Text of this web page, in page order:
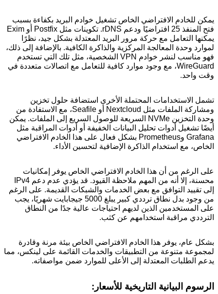
يمكن للخادم الافتراضي الخاص تشغيل خوادم البريد بكفاءة بسبب
فتح المنفذ 25 افتراضيًا ودعم rDNS. تكوينات مثل Postfix أو Exim
يمكنها التعامل مع حركة مرور البريد المعتدلة بشكل جيد، نظرًا
لموارد وحدة المعالجة المركزية والذاكرة الكافية. بالإضافة إلى ذلك،
فهو مناسب لنشر خوادم VPN الشخصية، مثل تلك التي تستخدم
WireGuard، مع وجود موارد كافية للتعامل مع اتصالات متعددة في
وقت واحد.
تشمل الاستخدامات المحتملة الأخرى استضافة حلول تخزين
ومشاركة الملفات مثل Nextcloud أو Seafile، مع الاستفادة من
وحدة التخزين NVMe السريعة للوصول السريع إلى الملفات. يمكن
أيضًا تشغيل أدوات تحليل البيانات الخفيفة أو أدوات المراقبة مثل
Grafana وPrometheus بشكل فعال على هذا الخادم الافتراضي
الخاص، مع استخدام الذاكرة الإضافية لتحسين الأداء.
على الرغم من أن هذا الخادم الافتراضي الخاص يوفر إمكانيات
محسنة، إلا أنه من المهم ملاحظة القيود. قد يؤدي عدم دعم IPv4
إلى تقييد التوافق مع بعض الخدمات والشبكات القديمة. على الرغم
من وجود بدل نطاق ترددي كبير يبلغ 5000 جيجابايت شهريًا، يجب
على المستخدمين الذين لديهم احتياجات عالية جدًا من النطاق
الترددي مراقبة استخدامهم عن كثب.
بشكل عام، يوفر هذا الخادم الافتراضي الخاص بيئة مرنة وقادرة
لمجموعة متنوعة من التطبيقات والخدمات القائمة على لينكس، مما
يدعم الطلبات المعتدلة إلى الأعلى للموارد ضمن مواصفاته.
الرسوم البيانية التاريخية للأسعار: